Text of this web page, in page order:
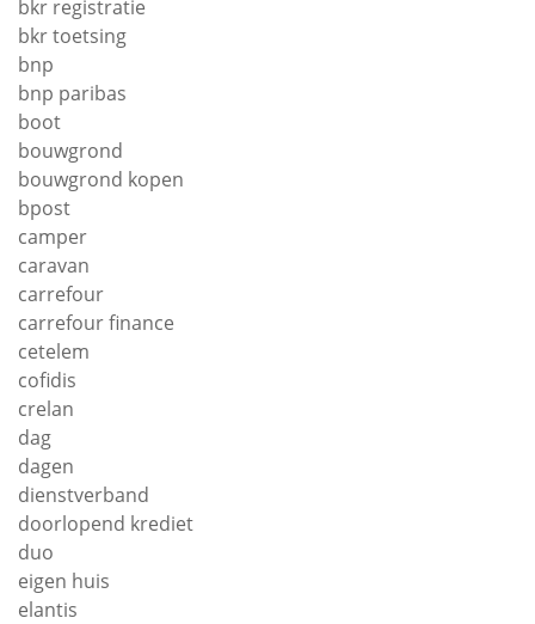
bkr registratie
bkr toetsing
bnp
bnp paribas
boot
bouwgrond
bouwgrond kopen
bpost
camper
caravan
carrefour
carrefour finance
cetelem
cofidis
crelan
dag
dagen
dienstverband
doorlopend krediet
duo
eigen huis
elantis